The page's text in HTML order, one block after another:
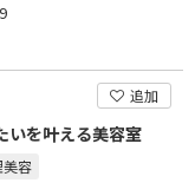
追加
いを叶える美容室
美容